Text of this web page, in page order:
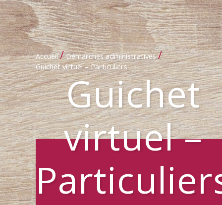
Accueil / Démarches administratives /
Guichet virtuel – Particuliers
Guichet
virtuel –